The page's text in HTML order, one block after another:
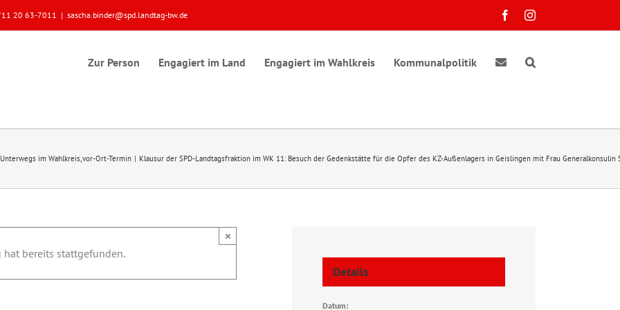
20 63-7011 | sascha.binder@spd.landtag-bw.de FacebookInstagram
Zur Person Engagiert im Land Engagiert im Wahlkreis Kommunalpolitik
Unterwegs im Wahlkreis vor-Ort-Termin Klausur der SPD-Landtagsfraktion im WK 11: Besuch der Gedenkstätte für die Opfer des KZ-Außenlagers in Geislingen mit Frau Generalkonsulin
hat bereits stattgefunden.
×
Details
Datum: